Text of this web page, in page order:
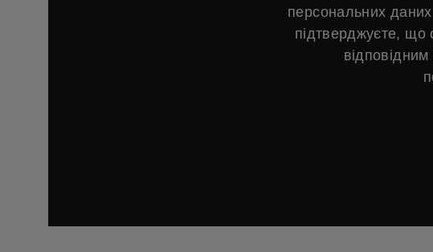
персональних
підтверджуєте, що